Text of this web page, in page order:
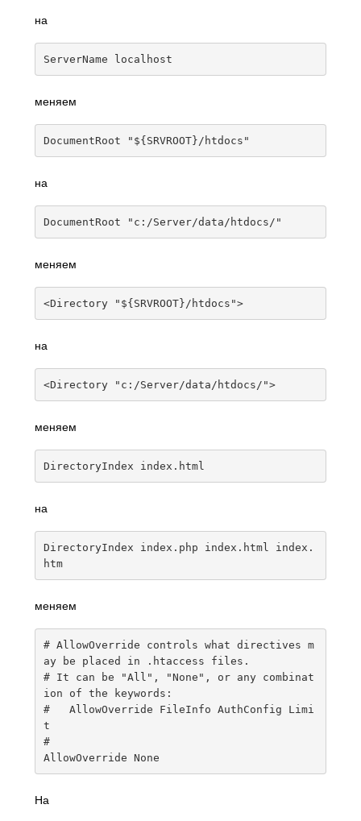
на
ServerName localhost
меняем
DocumentRoot "${SRVROOT}/htdocs"
на
DocumentRoot "c:/Server/data/htdocs/"
меняем
<Directory "${SRVROOT}/htdocs">
на
<Directory "c:/Server/data/htdocs/">
меняем
DirectoryIndex index . html
на
DirectoryIndex index . php index . html index .
htm
меняем
# AllowOverride controls what directives m
ay be placed in .htaccess files.
# It can be "All", "None", or any combinat
ion of the keywords:
#   AllowOverride FileInfo AuthConfig Limi
t
#
AllowOverride None
На